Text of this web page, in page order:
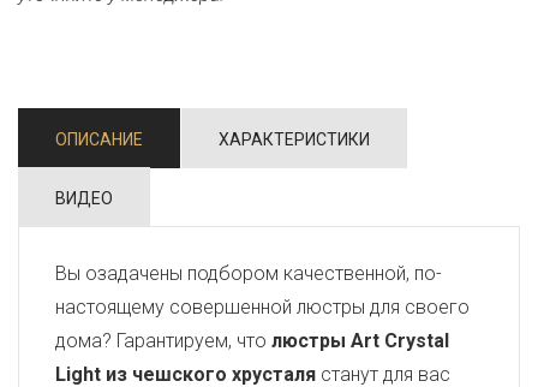
ОПИСАНИЕ ХАРАКТЕРИСТИКИ
ВИДЕО
Вы озадачены подбором качественной, по-
настоящему совершенной люстры для своего
дома? Гарантируем, что люстры Art Crystal
Light из чешского хрусталя станут для вас